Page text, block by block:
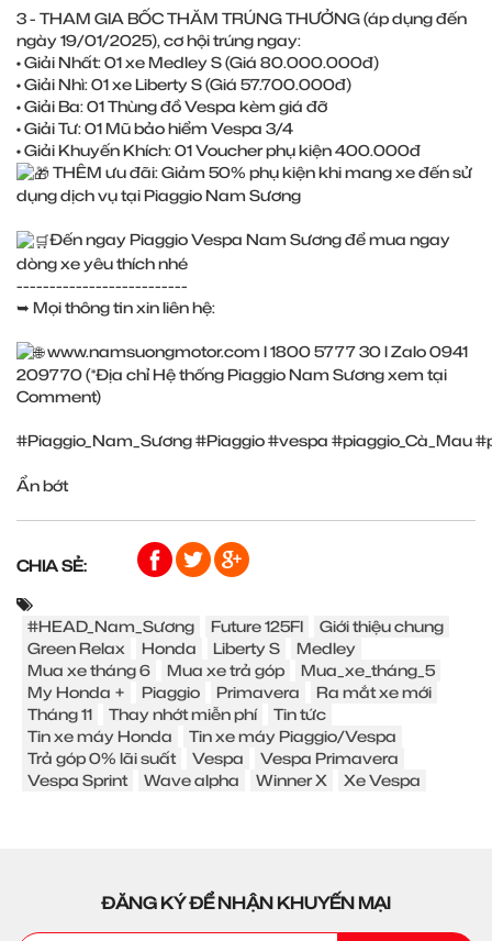
3 - THAM GIA BỐC THĂM TRÚNG THƯỞNG (áp dụng đến
ngày 19/01/2025), cơ hội trúng ngay:
• Giải Nhất: 01 xe Medley S (Giá 80.000.000đ)
• Giải Nhì: 01 xe Liberty S (Giá 57.700.000đ)
• Giải Ba: 01 Thùng đồ Vespa kèm giá đỡ
• Giải Tư: 01 Mũ bảo hiểm Vespa 3/4
• Giải Khuyến Khích: 01 Voucher phụ kiện 400.000đ
THÊM ưu đãi: Giảm 50% phụ kiện khi mang xe đến sử
dụng dịch vụ tại Piaggio Nam Sương
Đến ngay Piaggio Vespa Nam Sương để mua ngay
dòng xe yêu thích nhé
--------------------------
➥ Mọi thông tin xin liên hệ:
www.namsuongmotor.com l 1800 5777 30 l Zalo 0941
209770 (*Địa chỉ Hệ thống Piaggio Nam Sương xem tại
Comment)
#Piaggio_Nam_Sương#Piaggio#vespa #piaggio_Cà_Mau
Ẩn bớt
CHIA SẺ:
#HEAD_Nam_Sương Future 125FI
Giới thiệu chung
Green Relax
Honda Liberty S
Medley
Mua xe tháng 6
Mua xe trả góp
Mua_xe_tháng_5
My Honda +
Piaggio Primavera
Ra mắt xe mới
Tháng 11
Thay nhớt miễn phí
Tin tức
Tin xe máy Honda
Tin xe máy Piaggio/Vespa
Trả góp 0% lãi suất
Vespa
Vespa Primavera
Vespa Sprint
Wave alpha Winner X Xe Vespa
ĐĂNG KÝ ĐỂ NHẬN KHUYẾN MẠI